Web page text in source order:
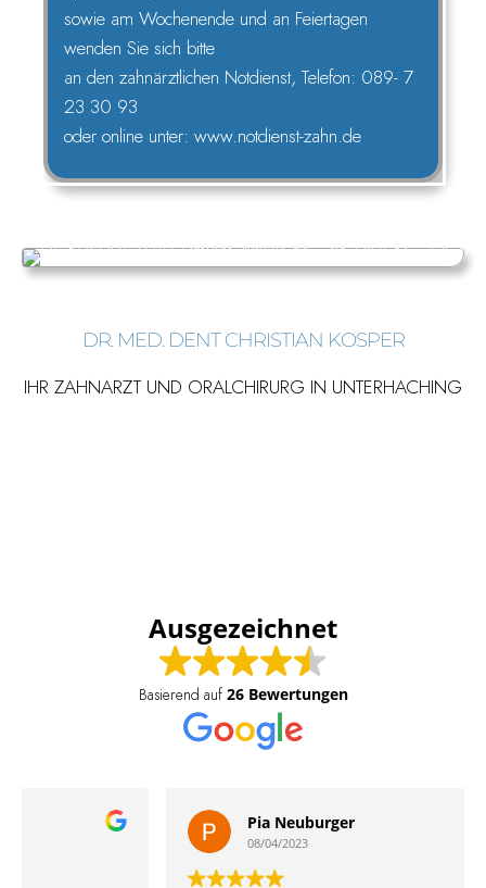
sowie am Wochenende und an Feiertagen
wenden Sie sich bitte
an den zahnärztlichen Notdienst, Telefon: 089- 7
23 30 93
oder online unter: www.notdienst-zahn.de
DR. MED. DENT CHRISTIAN KOSPER
IHR ZAHNARZT UND ORALCHIRURG IN UNTERHACHING
Ausgezeichnet
Basierend auf 26 Bewertungen
Pia Neuburger